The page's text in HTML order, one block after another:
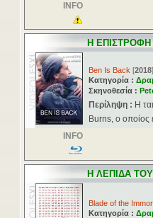
INFO
H
Ben Is Back [2018]
Κατηγορία :
Σκηνοθεσία :
Περίληψη : Η
Burns, ο οποίος
INFO
H ΛΕΠΙΔΑ
Blade of the
Κατηγορία :